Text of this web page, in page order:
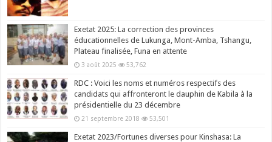
Exetat 2025: La correction des provinces
éducationnelles de Lukunga, Mont-Amba, Tshangu,
Plateau finalisée, Funa en attente
3 août 2025 53,762
RDC : Voici les noms et numéros respectifs des
candidats qui affronteront le dauphin de Kabila à la
présidentielle du 23 décembre
21 septembre 2018 53,501
Exetat 2023/Fortunes diverses pour Kinshasa: La